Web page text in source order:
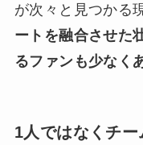
が次々と見つかる
ートを融合させた
るファンも少なく
1人ではなくチ